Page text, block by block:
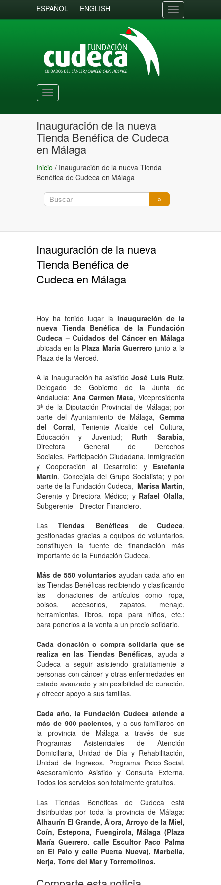
ESPAÑOL ENGLISH
Toggle
navigation
Toggle
navigation
Inauguración de la nueva
Tienda Benéfica de Cudeca
en Málaga
Inicio / Inauguración de la nueva Tienda
Benéfica de Cudeca en Málaga
Inauguración de la nueva
Tienda Benéfica de
Cudeca en Málaga
Hoy ha tenido lugar la inauguración de la
nueva Tienda Benéfica de la Fundación
Cudeca – Cuidados del Cáncer en Málaga
ubicada en la Plaza María Guerrero junto a la
Plaza de la Merced.
A la inauguración ha asistido José Luís Ruíz,
Delegado de Gobierno de la Junta de
Andalucía; Ana Carmen Mata, Vicepresidenta
3ª de la Diputación Provincial de Málaga; por
parte del Ayuntamiento de Málaga, Gemma
del Corral, Teniente Alcalde del Cultura,
Educación y Juventud; Ruth Sarabia,
Directora General de Derechos
Sociales, Participación Ciudadana, Inmigración
y Cooperación al Desarrollo; y Estefanía
Martín, Concejala del Grupo Socialista; y por
parte de la Fundación Cudeca, Marisa Martín,
Gerente y Directora Médico; y Rafael Olalla,
Subgerente - Director Financiero.
LasTiendas Benéficas de Cudeca,
gestionadas gracias a equipos de voluntarios,
constituyen la fuente de financiación más
importante de la Fundación Cudeca.
Más de 550 voluntarios ayudan cada año en
las Tiendas Benéficas recibiendo y clasificando
las donaciones de artículos como ropa,
bolsos, accesorios, zapatos, menaje,
herramientas, libros, ropa para niños, etc.;
para ponerlos a la venta a un precio solidario.
Cada donación o compra solidaria que se
realiza en las Tiendas Benéficas, ayuda a
Cudeca a seguir asistiendo gratuitamente a
personas con cáncer y otras enfermedades en
estado avanzado y sin posibilidad de curación,
y ofrecer apoyo a sus familias.
Cada año, la Fundación Cudeca atiende a
más de 900 pacientes, y a sus familiares en
la provincia de Málaga a través de sus
Programas Asistenciales de Atención
Domiciliaria, Unidad de Día y Rehabilitación,
Unidad de Ingresos, Programa Psico-Social,
Asesoramiento Asistido y Consulta Externa.
Todos los servicios son totalmente gratuitos.
Las Tiendas Benéficas de Cudeca está
distribuidas por toda la provincia de Málaga:
Alhaurín El Grande, Álora, Arroyo de la Miel,
Coín, Estepona, Fuengirola, Málaga (Plaza
María Guerrero, calle Escultor Paco Palma
en El Palo y calle Puerta Nueva), Marbella,
Nerja, Torre del Mar y Torremolinos.